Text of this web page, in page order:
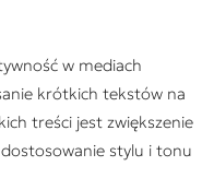
w mediach
krótkich tekstów na
treści jest zwiększenie
stylu i tonu